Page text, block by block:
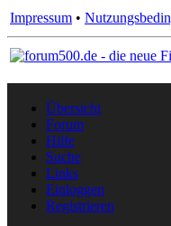
Impressum •
Übersicht
Forum
Hilfe
Suche
Links
Einloggen
Registrieren